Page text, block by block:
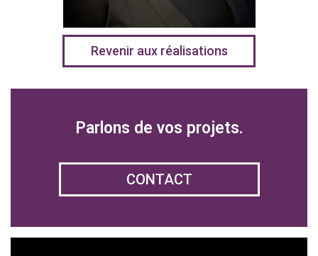
Revenir aux réalisations
Parlons de vos projets.
CONTACT